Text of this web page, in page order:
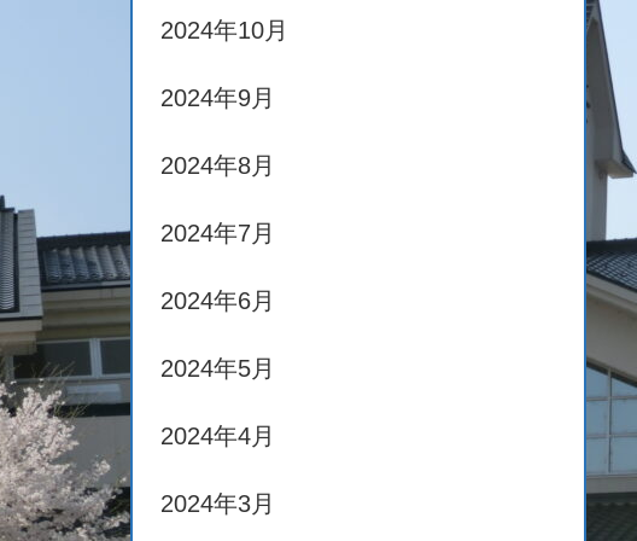
2024年10月
2024年9月
2024年8月
2024年7月
2024年6月
2024年5月
2024年4月
2024年3月